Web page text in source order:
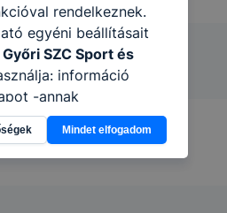
rendelkeznek.
egyéni beállításait
Győri SZC Sport és
információ
-annak
használja leginkább,
élményt, ha
ellenőrizheti és hogyan
Mindet elfogadom